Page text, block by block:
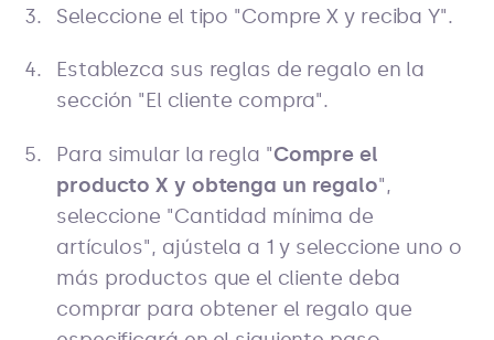
Seleccione el tipo "Compre X y reciba Y".
Establezca sus reglas de regalo en la
sección "El cliente compra".
Para simular la regla "Compre el
producto X y obtenga un regalo",
seleccione "Cantidad mínima de
artículos", ajústela a 1 y seleccione uno o
más productos que el cliente deba
comprar para obtener el regalo que